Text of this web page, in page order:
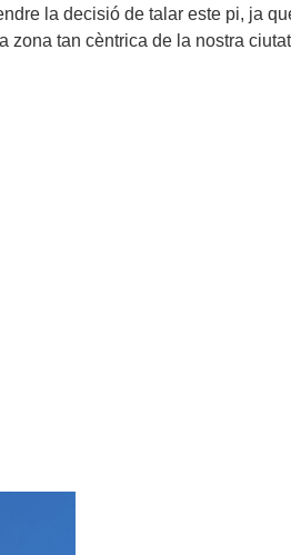
la decisió de talar este pi, ja
tan cèntrica de la nostra